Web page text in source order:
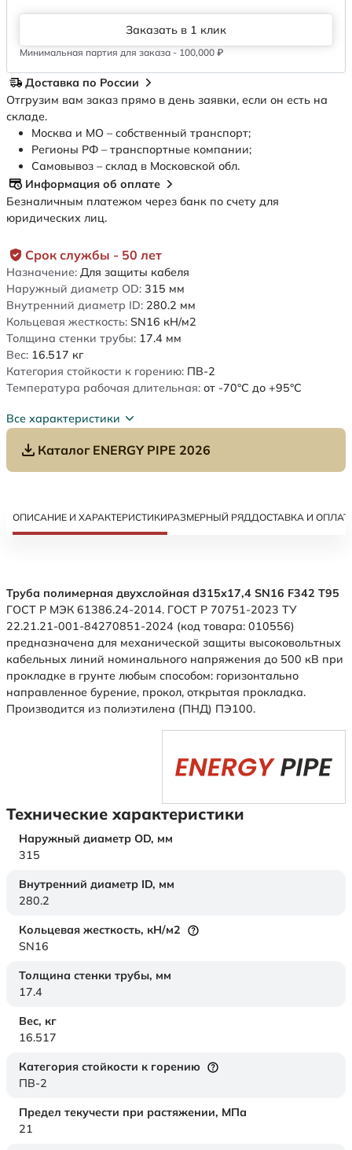
Срок службы - 50 лет
Назначение: Для защиты кабеля
Наружный диаметр OD: 315 мм
Внутренний диаметр ID: 280.2 мм
Кольцевая жесткость: SN16 кН/м2
Толщина стенки трубы: 17.4 мм
Вес: 16.517 кг
Категория стойкости к горению: ПВ-2
Температура рабочая длительная: от -70°C до +95°C
Все характеристики
Каталог ENERGY PIPE 2026
Заказать в 1 клик
Минимальная партия для заказа - 100,000 ₽
Доставка по России
Отгрузим вам заказ прямо в день заявки, если он есть на
складе.
Москва и МО – собственный транспорт;
Регионы РФ – транспортные компании;
Самовывоз – склад в Московской обл.
Информация об оплате
Безналичным платежом через банк по счету для
юридических лиц.
ОПИСАНИЕ И ХАРАКТЕРИСТИКИРАЗМЕРНЫЙ РЯДДОСТАВКА И
Труба полимерная двухслойная d315х17,4 SN16 F342 Т95
ГОСТ Р МЭК 61386.24-2014. ГОСТ Р 70751-2023 ТУ
22.21.21-001-84270851-2024 (код товара: 010556)
предназначена для механической защиты высоковольтных
кабельных линий номинального напряжения до 500 кВ при
прокладке в грунте любым способом: горизонтально
направленное бурение, прокол, открытая прокладка.
Производится из полиэтилена (ПНД) ПЭ100.
Технические характеристики
Наружный диаметр OD, мм
315
Внутренний диаметр ID, мм
280.2
Кольцевая жесткость, кН/м2
SN16
Толщина стенки трубы, мм
17.4
Вес, кг
16.517
Категория стойкости к горению
ПВ-2
Предел текучести при растяжении, МПа
21